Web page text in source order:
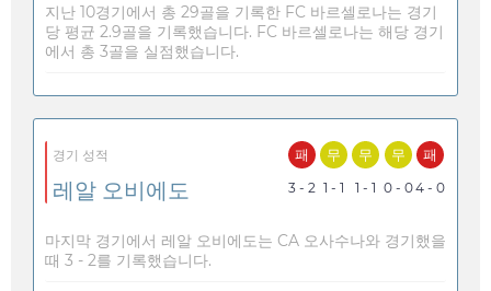
지난 10경기에서 총 29골을 기록한 FC 바르셀로나는 경기
당 평균 2.9골을 기록했습니다. FC 바르셀로나는 해당 경기
에서 총 3골을 실점했습니다.
경기 성적
레알 오비에도
패
3 - 2
무
1 - 1
무
1 - 1
무
0 - 0
패
4 - 0
마지막 경기에서 레알 오비에도는 CA 오사수나와 경기했을
때 3 - 2를 기록했습니다.